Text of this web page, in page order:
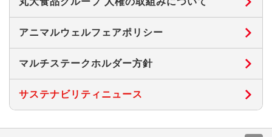
アニマルウェルフェアポリシー
マルチステークホルダー方針
サステナビリティニュース